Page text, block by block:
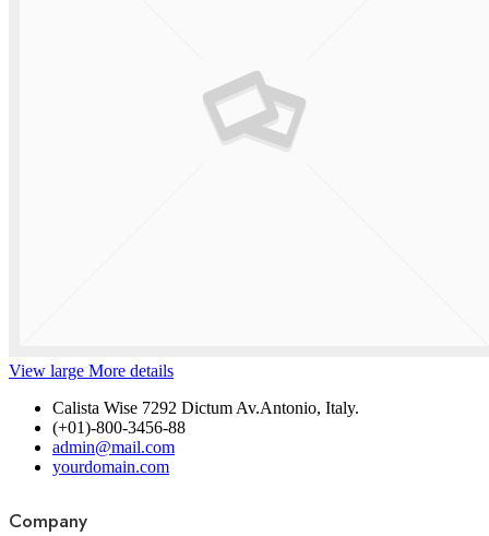
View large More details
Calista Wise 7292 Dictum Av.Antonio, Italy.
(+01)-800-3456-88
admin@mail.com
yourdomain.com
Company